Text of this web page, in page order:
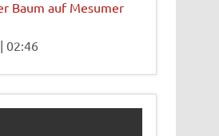
Baum auf Mesumer
|02:46